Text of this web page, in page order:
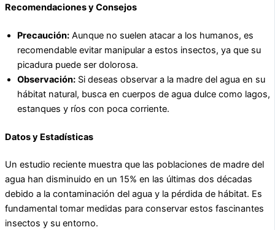
Recomendaciones y Consejos
Precaución: Aunque no suelen atacar a los humanos, es
recomendable evitar manipular a estos insectos, ya que su
picadura puede ser dolorosa.
Observación: Si deseas observar a la madre del agua en su
hábitat natural, busca en cuerpos de agua dulce como lagos,
estanques y ríos con poca corriente.
Datos y Estadísticas
Un estudio reciente muestra que las poblaciones de madre del
agua han disminuido en un 15% en las últimas dos décadas
debido a la contaminación del agua y la pérdida de hábitat. Es
fundamental tomar medidas para conservar estos fascinantes
insectos y su entorno.